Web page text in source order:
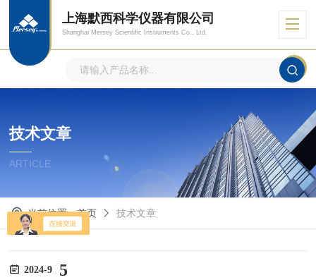
上海默西科学仪器有限公司
Shanghai Mersey Scientific Instruments Co., Ltd.
技术文章
ARTICLE
当前位置：首页 技术文章
2024-9 5